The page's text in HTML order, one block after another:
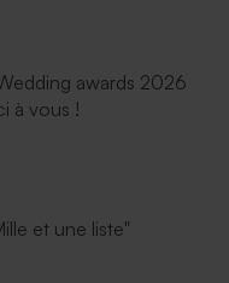
awards 2026
à vous !
et une liste"